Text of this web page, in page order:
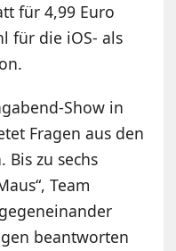
für 4,99 Euro
für die iOS- als
Show in
Fragen aus den
Bis zu sechs
Team
gegeneinander
beantworten